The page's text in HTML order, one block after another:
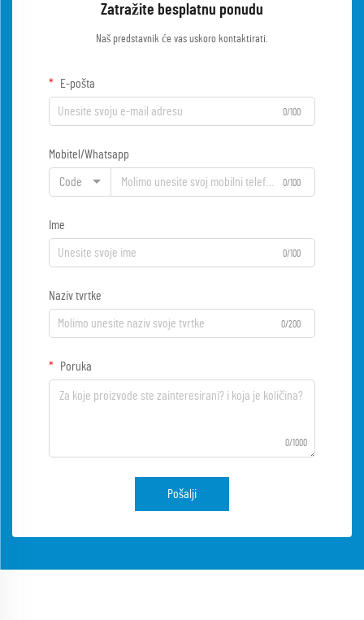
Zatražite besplatnu ponudu
Naš predstavnik će vas uskoro kontaktirati.
E-pošta
0/100
Mobitel/Whatsapp
Code 0/100
Ime
0/100
Naziv tvrtke
0/200
Poruka
0/1000
Pošalji